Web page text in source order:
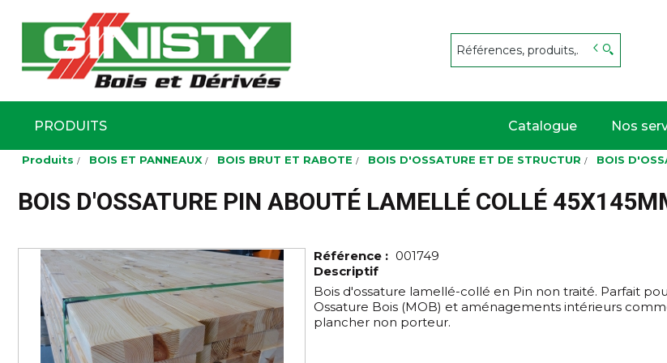
Aller
principal
PRODUITS Catalogue Nos
Produits BOIS ET PANNEAUX BOIS BRUT ET RABOTE BOIS D'OSSATURE ET DE STRUCTUR BOIS
BOIS D'OSSATURE PIN ABOUTÉ LAMELLÉ COLLÉ
Référence : 001749
Descriptif
Bois d'ossature lamellé-collé en Pin non traité. Parfait
Ossature Bois (MOB) et aménagements intérieurs
plancher non porteur.